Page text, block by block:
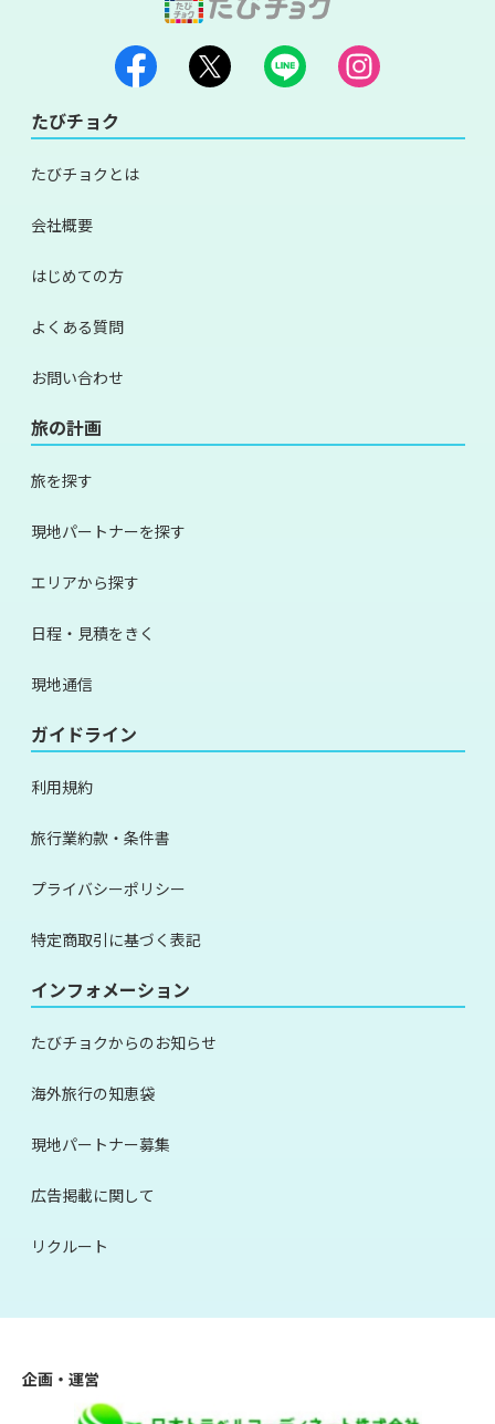
たびチョク
たびチョクとは
会社概要
はじめての方
よくある質問
お問い合わせ
旅の計画
旅を探す
現地パートナーを探す
エリアから探す
日程・見積をきく
現地通信
ガイドライン
利用規約
旅行業約款・条件書
プライバシーポリシー
特定商取引に基づく表記
インフォメーション
たびチョクからのお知らせ
海外旅行の知恵袋
現地パートナー募集
広告掲載に関して
リクルート
企画・運営